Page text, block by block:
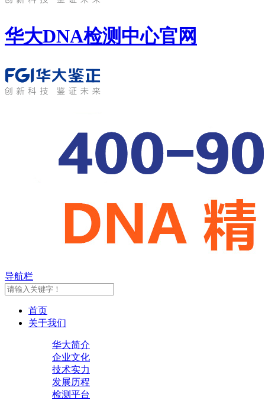
华大DNA检测中心官网
导航栏
首页
关于我们
华大简介
企业文化
技术实力
发展历程
检测平台